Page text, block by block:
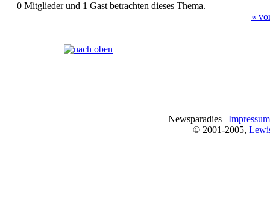
0 Mitglieder und 1 Gast betrachten dieses Thema.
«
Newsparadies | Impressum
© 2001-2005,